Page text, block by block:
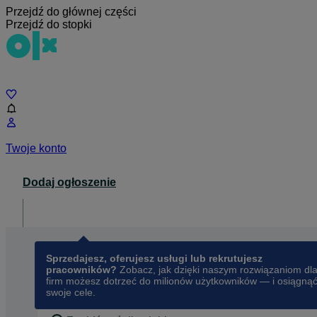
Przejdź do głównej części
Przejdź do stopki
Twoje konto
Dodaj ogłoszenie
Sprzedajesz, oferujesz usługi lub rekrutujesz
pracowników? Zobacz, jak dzięki naszym rozwiązaniom dla
firm możesz dotrzeć do milionów użytkowników — i osiągnąć
swoje cele.